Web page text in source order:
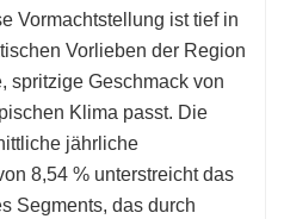
Vormachtstellung ist tief in
Vorlieben der Region
spritzige Geschmack von
Klima passt. Die
jährliche
8,54 % unterstreicht das
Segments, das durch